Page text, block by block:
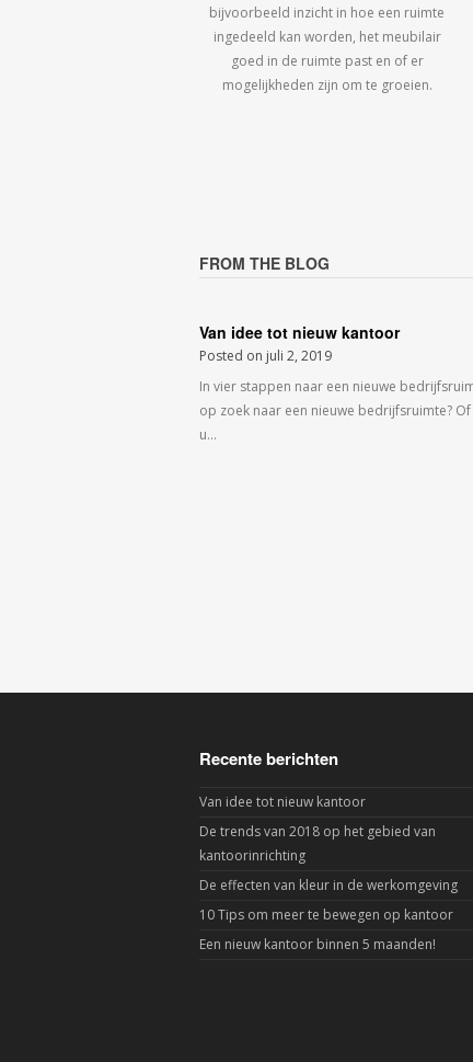
bijvoorbeeld inzicht in hoe een ruimte
ingedeeld kan worden, het meubilair
goed in de ruimte past en of er
mogelijkheden zijn om te groeien.
FROM THE BLOG
Van idee tot nieuw kantoor
Posted on juli 2, 2019
In vier stappen naar een nieuwe
op zoek naar een nieuwe bedrijfsruimte?
u…
Recente berichten
Van idee tot nieuw kantoor
De trends van 2018 op het gebied van
kantoorinrichting
De effecten van kleur in de werkomgeving
10 Tips om meer te bewegen op kantoor
Een nieuw kantoor binnen 5 maanden!